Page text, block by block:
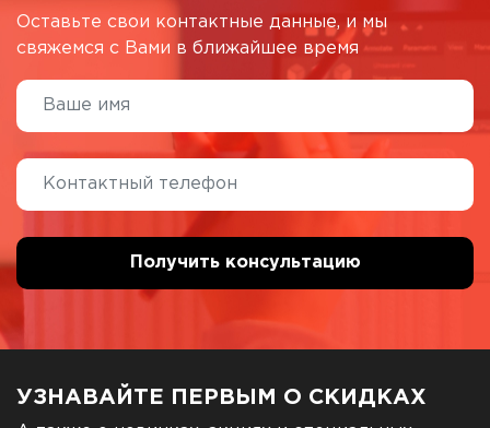
Оставьте свои контактные данные, и мы
свяжемся с Вами в ближайшее время
УЗНАВАЙТЕ ПЕРВЫМ О СКИДКАХ